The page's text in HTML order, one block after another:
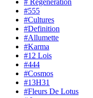
#555
#Cultures
#Definition
#Allumette
#Karma
#12 Lois
#444
#Cosmos
#13H31
#Fleurs De Lotus